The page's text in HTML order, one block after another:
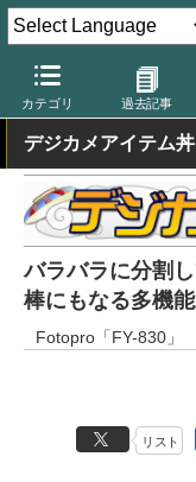
カテゴリ 過去記事
デジカメ Watch 撮影用
デジカメアイテム丼
バラバラに分割
棒にもなる多機
Fotopro「FY-830」
リスト